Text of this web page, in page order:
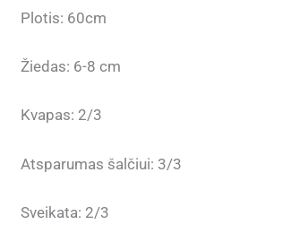
Plotis: 60cm
Žiedas: 6-8 cm
Kvapas: 2/3
Atsparumas šalčiui: 3/3
Sveikata: 2/3